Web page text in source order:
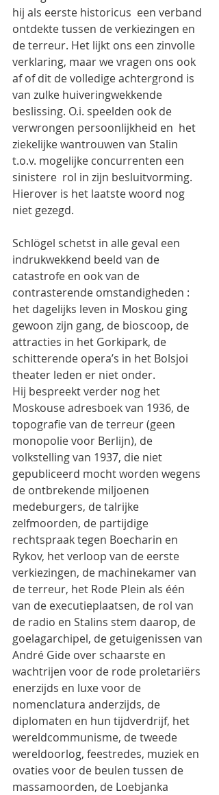
hij als eerste historicus  een verband
ontdekte tussen de verkiezingen en
de terreur. Het lijkt ons een zinvolle
verklaring, maar we vragen ons ook
af of dit de volledige achtergrond is
van zulke huiveringwekkende
beslissing. O.i. speelden ook de
verwrongen persoonlijkheid en  het
ziekelijke wantrouwen van Stalin
t.o.v. mogelijke concurrenten een
sinistere  rol in zijn besluitvorming.
Hierover is het laatste woord nog
niet gezegd.
Schlögel schetst in alle geval een
indrukwekkend beeld van de
catastrofe en ook van de
contrasterende omstandigheden :
het dagelijks leven in Moskou ging
gewoon zijn gang, de bioscoop, de
attracties in het Gorkipark, de
schitterende opera’s in het Bolsjoi
theater leden er niet onder.
Hij bespreekt verder nog het
Moskouse adresboek van 1936, de
topografie van de terreur (geen
monopolie voor Berlijn), de
volkstelling van 1937, die niet
gepubliceerd mocht worden wegens
de ontbrekende miljoenen
medeburgers, de talrijke
zelfmoorden, de partijdige
rechtspraak tegen Boecharin en
Rykov, het verloop van de eerste
verkiezingen, de machinekamer van
de terreur, het Rode Plein als één
van de executieplaatsen, de rol van
de radio en Stalins stem daarop, de
goelagarchipel, de getuigenissen van
André Gide over schaarste en
wachtrijen voor de rode proletariërs
enerzijds en luxe voor de
nomenclatura anderzijds, de
diplomaten en hun tijdverdrijf, het
wereldcommunisme, de tweede
wereldoorlog, feestredes, muziek en
ovaties voor de beulen tussen de
massamoorden, de Loebjanka